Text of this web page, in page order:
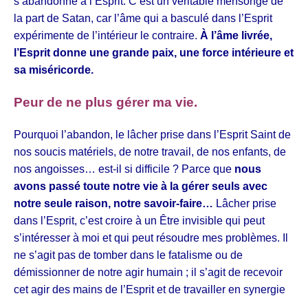
la part de Satan, car l’âme qui a basculé dans l’Esprit
expérimente de l’intérieur le contraire. À l’âme livrée,
l’Esprit donne une grande paix, une force intérieure et
sa miséricorde.
Peur de ne plus gérer ma vie.
Pourquoi l’abandon, le lâcher prise dans l’Esprit Saint de
nos soucis matériels, de notre travail, de nos enfants, de
nos angoisses… est-il si difficile ? Parce que nous
avons passé toute notre vie à la gérer seuls avec
notre seule raison, notre savoir-faire… Lâcher prise
dans l’Esprit, c’est croire à un Être invisible qui peut
s’intéresser à moi et qui peut résoudre mes problèmes. Il
ne s’agit pas de tomber dans le fatalisme ou de
démissionner de notre agir humain ; il s’agit de recevoir
cet agir des mains de l’Esprit et de travailler en synergie